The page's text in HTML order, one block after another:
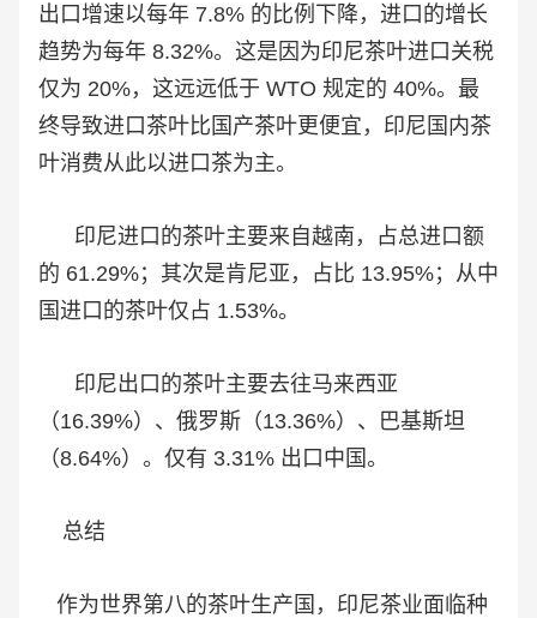
出口增速以每年 7.8% 的比例下降，进口的增长
趋势为每年 8.32%。这是因为印尼茶叶进口关税
仅为 20%，这远远低于 WTO 规定的 40%。最
终导致进口茶叶比国产茶叶更便宜，印尼国内茶
叶消费从此以进口茶为主。
印尼进口的茶叶主要来自越南，占总进口额
的 61.29%；其次是肯尼亚，占比 13.95%；从中
国进口的茶叶仅占 1.53%。
印尼出口的茶叶主要去往马来西亚
（16.39%）、俄罗斯（13.36%）、巴基斯坦
（8.64%）。仅有 3.31% 出口中国。
总结
作为世界第八的茶叶生产国，印尼茶业面临种